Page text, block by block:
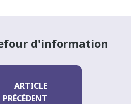
d'information
ARTICLE
PRÉCÉDENT